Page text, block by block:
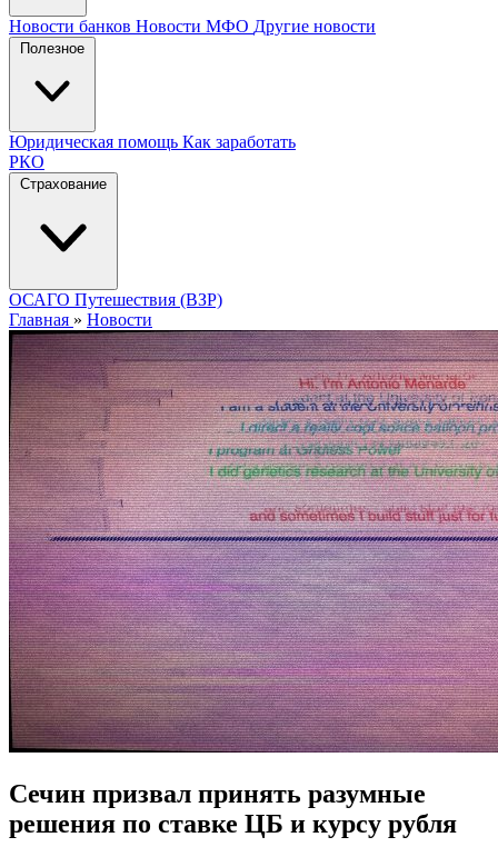
Новости банков Новости МФО Другие новости
Полезное
Юридическая помощь Как заработать
РКО
Страхование
ОСАГО Путешествия (ВЗР)
Главная » Новости
Сечин призвал принять разумные
решения по ставке ЦБ и курсу рубля